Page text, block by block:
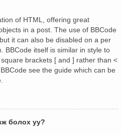
of HTML, offering great
in a post. The use of BBCode
it can also be disabled on a per
BBCode itself is similar in style to
brackets [ and ] rather than <
see the guide which can be
болох уу?